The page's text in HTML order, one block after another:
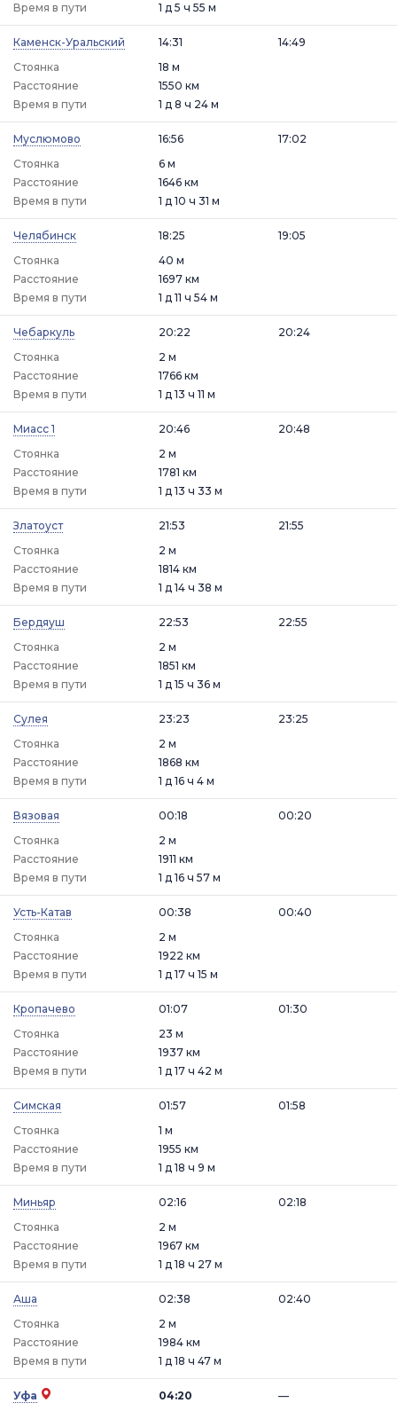
Время в пути
1 д 5 ч 55 м
Каменск-Уральский
14:31
Стоянка
18 м
14:49
Расстояние
1550 км
Время в пути
1 д 8 ч 24 м
Муслюмово
16:56
Стоянка
6 м
17:02
Расстояние
1646 км
Время в пути
1 д 10 ч 31 м
Челябинск
18:25
Стоянка
40 м
19:05
Расстояние
1697 км
Время в пути
1 д 11 ч 54 м
Чебаркуль
20:22
Стоянка
2 м
20:24
Расстояние
1766 км
Время в пути
1 д 13 ч 11 м
Миасс 1
20:46
Стоянка
2 м
20:48
Расстояние
1781 км
Время в пути
1 д 13 ч 33 м
Златоуст
21:53
Стоянка
2 м
21:55
Расстояние
1814 км
Время в пути
1 д 14 ч 38 м
Бердяуш
22:53
Стоянка
2 м
22:55
Расстояние
1851 км
Время в пути
1 д 15 ч 36 м
Сулея
23:23
Стоянка
2 м
23:25
Расстояние
1868 км
Время в пути
1 д 16 ч 4 м
Вязовая
00:18
Стоянка
2 м
00:20
Расстояние
1911 км
Время в пути
1 д 16 ч 57 м
Усть-Катав
00:38
Стоянка
2 м
00:40
Расстояние
1922 км
Время в пути
1 д 17 ч 15 м
Кропачево
01:07
Стоянка
23 м
01:30
Расстояние
1937 км
Время в пути
1 д 17 ч 42 м
Симская
01:57
Стоянка
1 м
01:58
Расстояние
1955 км
Время в пути
1 д 18 ч 9 м
Миньяр
02:16
Стоянка
2 м
02:18
Расстояние
1967 км
Время в пути
1 д 18 ч 27 м
Аша
02:38
Стоянка
2 м
02:40
Расстояние
1984 км
Время в пути
1 д 18 ч 47 м
Уфа 04:20 —